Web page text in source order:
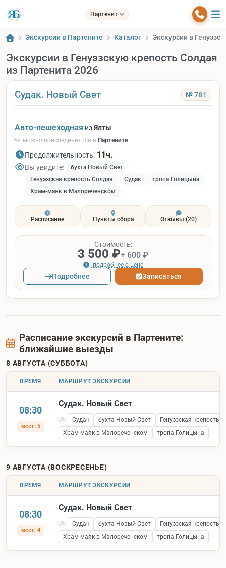
Партенит
Экскурсии в Партените Каталог Экскурсии в
Экскурсии в Генуэзскую крепость Солдая
из Партенита 2026
Судак. Новый Свет № 781
Авто-пешеходная изЯлты
можно присоединиться в Партените
Продолжительность: 11ч.
Вы увидите:
бухта Новый Свет
Генуэзская крепость Солдая
Судак
тропа Голицына
Храм-маяк в Малореченском
Расписание Пункты сбора Отзывы (20)
Стоимость:
3 500 ₽+ 600 ₽
подробнее о цене
Подробнее Записаться
Расписание экскурсий в Партените:
ближайшие выезды
8 АВГУСТА (СУББОТА)
ВРЕМЯ МАРШРУТ ЭКСКУРСИИ
08:30
мест: 5
Судак. Новый Свет
Судак бухта Новый Свет
Генуэзская крепость
Храм-маяк в Малореченском
тропа Голицына
9 АВГУСТА (ВОСКРЕСЕНЬЕ)
ВРЕМЯ МАРШРУТ ЭКСКУРСИИ
08:30
мест: 4
Судак. Новый Свет
Судак бухта Новый Свет
Генуэзская крепость
Храм-маяк в Малореченском
тропа Голицына